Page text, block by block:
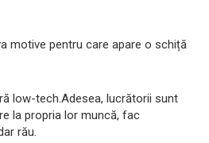
motive pentru care apare o schiță
low-tech.Adesea, lucrătorii sunt
la propria lor muncă, fac
rău.